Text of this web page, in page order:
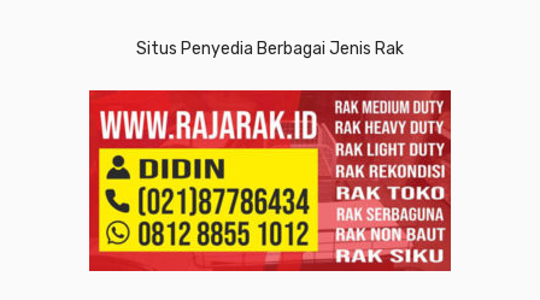
Situs Penyedia Berbagai Jenis Rak